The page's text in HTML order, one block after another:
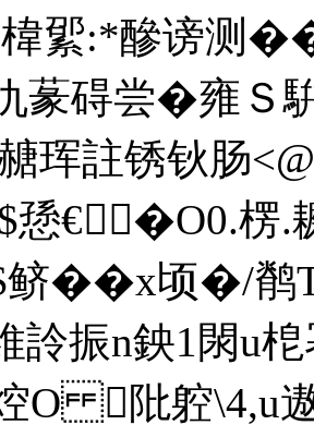
綤:*醦谤测�
蒃碍尝�雍Ｓ
赯珲註锈钬
愻€�O0.楞
鲚��x顷
振n鉠1閖u梎
O 阰躻\4,u